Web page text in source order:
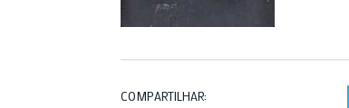
COMPARTILHAR: